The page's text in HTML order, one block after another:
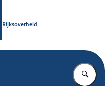
Rijksoverheid